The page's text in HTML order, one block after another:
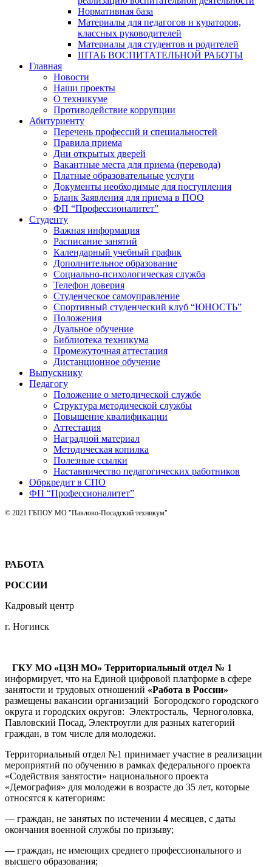
Нормативная база
Материалы для педагогов и кураторов,
классных руководителей
Материалы для студентов и родителей
ШТАБ ВОСПИТАТЕЛЬНОЙ РАБОТЫ
Главная
Новости
Наши проекты
О техникуме
Противодействие коррупции
Абитуриенту
Перечень профессий и специальностей
Правила приема
Дни открытых дверей
Вакантные места для приема (перевода)
Платные образовательные услуги
Документы необходимые для поступления
Бланк Заявления для приема в ПОО
ФП “Профессионалитет”
Студенту
Важная информация
Расписание занятий
Календарный учебный график
Дополнительное образование
Социально-психологическая служба
Телефон доверия
Студенческое самоуправление
Спортивный студенческий клуб “ЮНОСТЬ”
Положения
Дуальное обучение
Библиотека техникума
Промежуточная аттестация
Дистанционное обучение
Выпускнику
Педагогу
Положение о методической службе
Структура методической службы
Повышение квалификации
Аттестация
Наградной материал
Методическая копилка
Полезные ссылки
Наставничество педагогических работников
Обркредит в СПО
ФП “Профессионалитет”
© 2021 ГБПОУ МО "Павлово-Посадский техникум"
РАБОТА
РОССИИ
Кадровый центр
г. Ногинск
ГКУ МО «ЦЗН МО» Территориальный отдел № 1
информирует, что на Единой цифровой платформе в сфере
занятости и трудовых отношений «Работа в России»
размещены вакансии организаций Богородского городского
округа и городских округов: Электросталь, Черноголовка,
Павловский Посад, Электроугли для разных категорий
граждан, в том числе для молодежи.
Территориальный отдел №1 принимает участие в реализации
мероприятий по обучению в рамках федерального проекта
«Содействия занятости» национального проекта
«Демография» для молодежи в возрасте до 35 лет, которые
относятся к категориям:
— граждан, не занятых по истечении 4 месяцев, с даты
окончания военной службы по призыву;
— граждан, не имеющих среднего профессионального и
высшего образования;